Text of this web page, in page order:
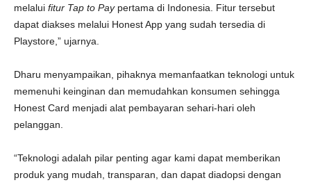
melalui fitur Tap to Paypertama di Indonesia. Fitur tersebut
dapat diakses melalui Honest App yang sudah tersedia di
Playstore,” ujarnya.
Dharu menyampaikan, pihaknya memanfaatkan teknologi untuk
memenuhi keinginan dan memudahkan konsumen sehingga
Honest Card menjadi alat pembayaran sehari-hari oleh
pelanggan.
“Teknologi adalah pilar penting agar kami dapat memberikan
produk yang mudah, transparan, dan dapat diadopsi dengan